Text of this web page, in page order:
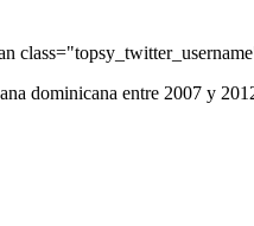
dominicana entre 2007 y